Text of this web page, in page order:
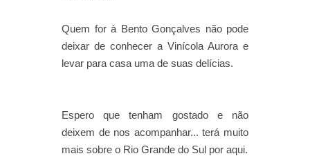
Quem for à Bento Gonçalves não pode
deixar de conhecer a Vinícola Aurora e
levar para casa uma de suas delícias.
Espero que tenham gostado e não
deixem de nos acompanhar... terá muito
mais sobre o Rio Grande do Sul por aqui.